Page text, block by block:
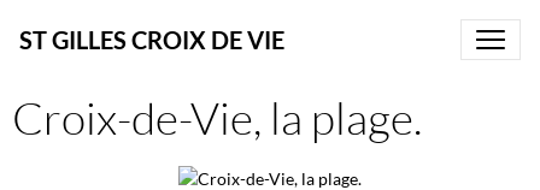
ST GILLES CROIX DE VIE
Croix-de-Vie, la plage.